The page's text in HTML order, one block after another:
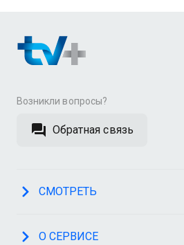
Возникли вопросы?
Обратная связь
СМОТРЕТЬ
О СЕРВИСЕ